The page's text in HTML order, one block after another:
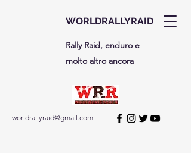
WORLDRALLYRAID
Rally Raid, enduro e
molto altro ancora
worldrallyraid@gmail.com